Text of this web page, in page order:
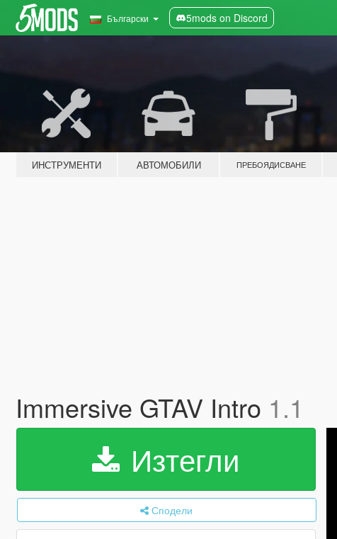
Български 5mods on Discord
ИНСТРУМЕНТИ АВТОМОБИЛИ ПРЕБОЯДИСВАНЕ
Immersive GTAV Intro 1.1
Изтегли
Сподели